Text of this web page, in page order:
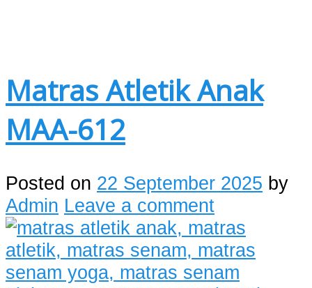
Matras Atletik Anak
MAA-612
Posted on 22 September 2025 by
Admin Leave a comment